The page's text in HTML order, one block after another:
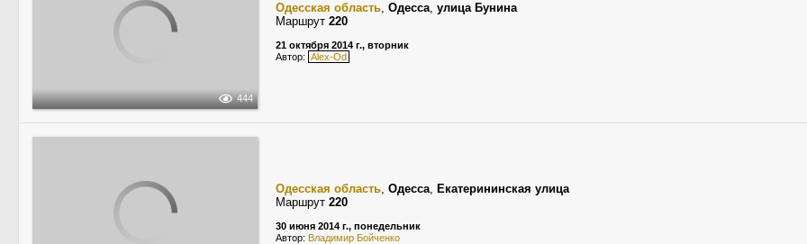
444
Одесская область, Одесса, улица Бунина
Маршрут 220
21 октября 2014 г., вторник
Автор: Alex-Od
Одесская область, Одесса, Екатерининская улица
Маршрут 220
30 июня 2014 г., понедельник
Автор: Владимир Бойченко